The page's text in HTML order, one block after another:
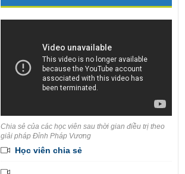
Chia sẻ của các học viên sau thời gian điều trị theo
giải pháp Đỉnh Pháp Vương
Học viên chia sẻ